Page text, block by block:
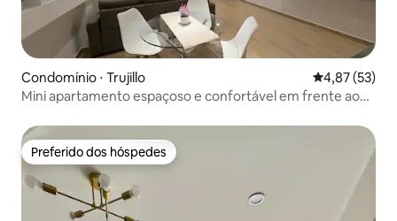
Condomínio ⋅ Trujillo 4,87 de uma
4,87 (53)
Mini apartamento espaçoso e confortável em frente ao
Preferido dos hóspedes
Preferido dos hóspedes